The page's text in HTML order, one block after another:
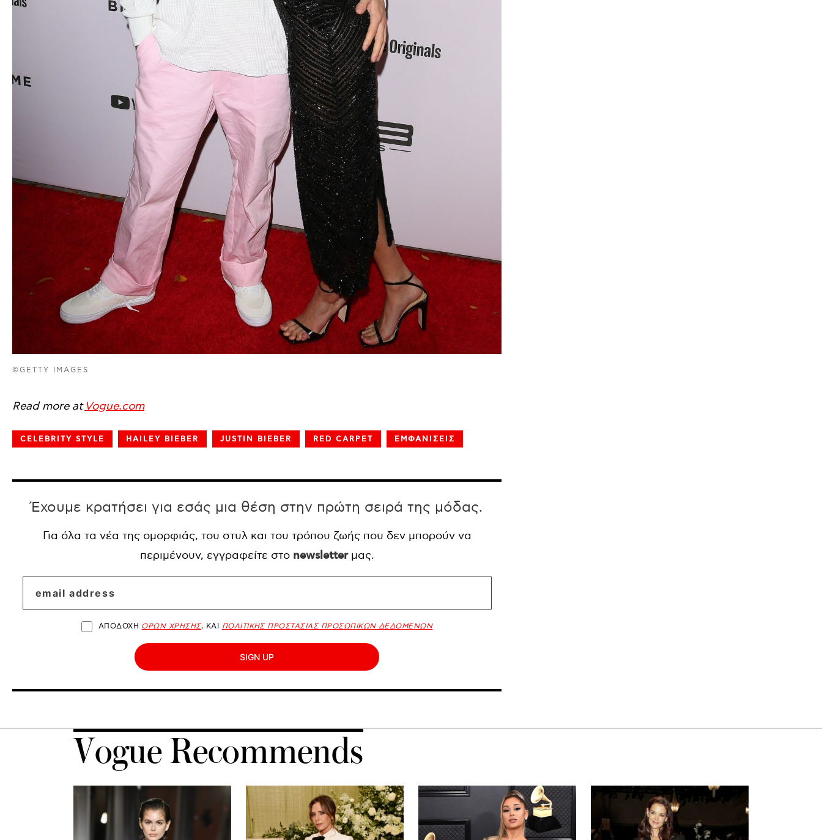
©GETTY IMAGES
Read more atVogue.com
CELEBRITY STYLE HAILEY BIEBER JUSTIN BIEBER RED CARPET ΕΜΦΑΝΙΣΕΙΣ
Έχουμε κρατήσει για εσάς μια θέση στην πρώτη σειρά της μόδας.
Για όλα τα νέα της ομορφιάς, του στυλ και του τρόπου ζωής που δεν μπορούν να
περιμένουν, εγγραφείτε στο newsletterμας.
ΑΠΟΔΟΧΗ ΟΡΩΝ ΧΡΗΣΗΣ, ΚΑΙ ΠΟΛΙΤΙΚΗΣ ΠΡΟΣΤΑΣΙΑΣ ΠΡΟΣΩΠΙΚΩΝ ΔΕΔΟΜΕΝΩΝ
SIGN UP
Vogue Recommends